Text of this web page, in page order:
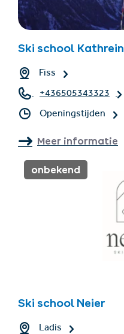
Ski school Kathrein
Fiss
+436505343323
Openingstijden
Meer informatie
onbekend
Ski school Neier
Ladis